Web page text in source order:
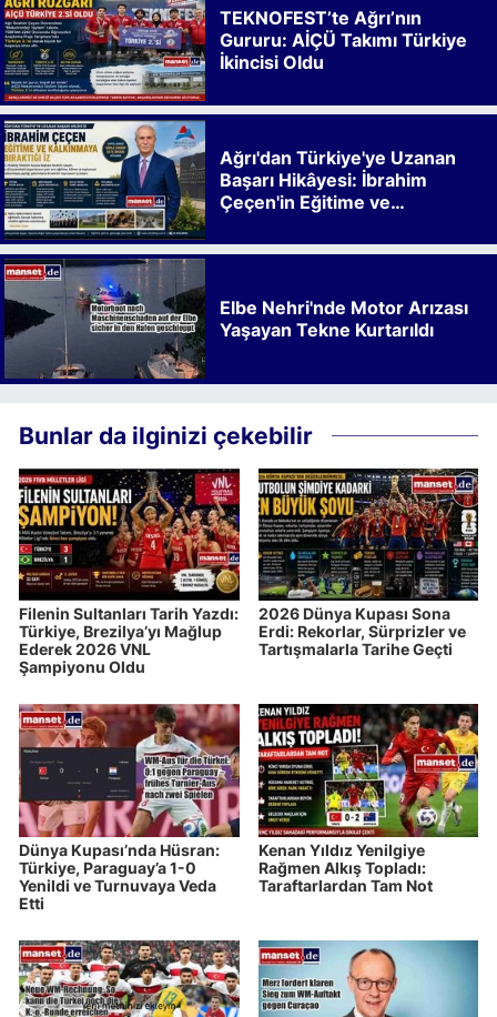
TEKNOFEST’te Ağrı’nın
Gururu: AİÇÜ Takımı Türkiye
İkincisi Oldu
Ağrı'dan Türkiye'ye Uzanan
Başarı Hikâyesi: İbrahim
Çeçen'in Eğitime ve
Elbe Nehri'nde Motor Arızası
Yaşayan Tekne Kurtarıldı
Bunlar da ilginizi çekebilir
Filenin Sultanları Tarih Yazdı:
Türkiye, Brezilya’yı Mağlup
Ederek 2026 VNL
Şampiyonu Oldu
2026 Dünya Kupası Sona
Erdi: Rekorlar, Sürprizler ve
Tartışmalarla Tarihe Geçti
Dünya Kupası’nda Hüsran:
Türkiye, Paraguay’a 1-0
Yenildi ve Turnuvaya Veda
Etti
Kenan Yıldız Yenilgiye
Rağmen Alkış Topladı:
Taraftarlardan Tam Not